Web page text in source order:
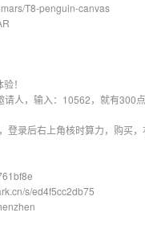
T8-penguin-canvas
！
人，输入：10562，就有300点
录后右上角核时算力，购买
s/ed4f5cc2db75